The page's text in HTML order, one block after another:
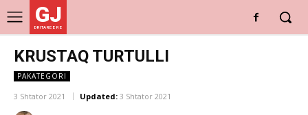
GJ
DRITARE E RE
KRUSTAQ TURTULLI
PAKATEGORI
3 Shtator 2021 Updated: 3 Shtator 2021